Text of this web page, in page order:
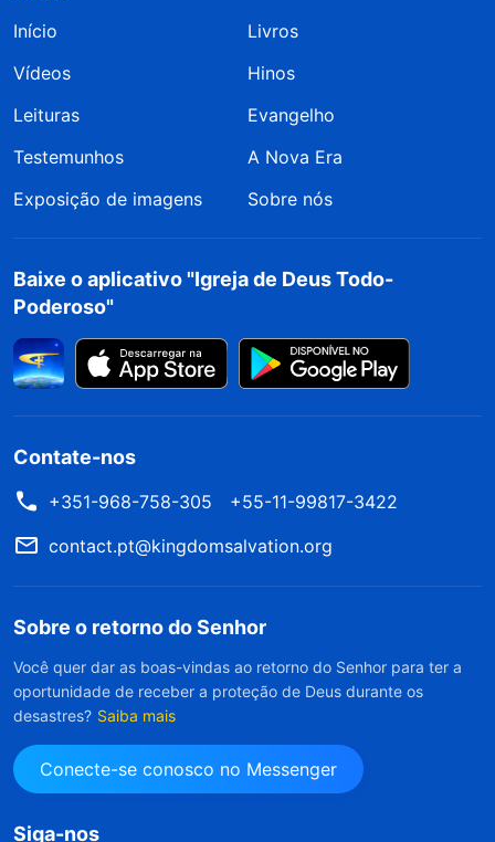
Início
Livros
Vídeos
Hinos
Leituras
Evangelho
Testemunhos
A Nova Era
Exposição de imagens
Sobre nós
Baixe o aplicativo "Igreja de Deus Todo-
Poderoso"
Contate-nos
+351-968-758-305
+55-11-99817-3422
contact.pt@kingdomsalvation.org
Sobre o retorno do Senhor
Você quer dar as boas-vindas ao retorno do Senhor para ter a
oportunidade de receber a proteção de Deus durante os
desastres? Saiba mais
Conecte-se conosco no Messenger
Siga-nos